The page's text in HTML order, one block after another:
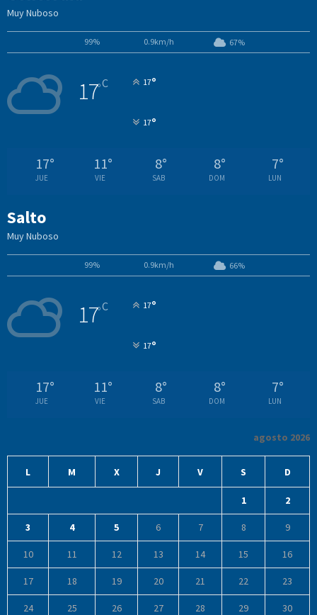
Muy Nuboso
99% 0.9km/h 67%
17°C 17°
17°
17°
JUE
11°
VIE
8°
SAB
8°
DOM
7°
LUN
Salto
Muy Nuboso
99% 0.9km/h 66%
17°C 17°
17°
17°
JUE
11°
VIE
8°
SAB
8°
DOM
7°
LUN
agosto 2026
L M X J V S D
1 2
3 4 5 6 7 8 9
10 11 12 13 14 15 16
17 18 19 20 21 22 23
24 25 26 27 28 29 30